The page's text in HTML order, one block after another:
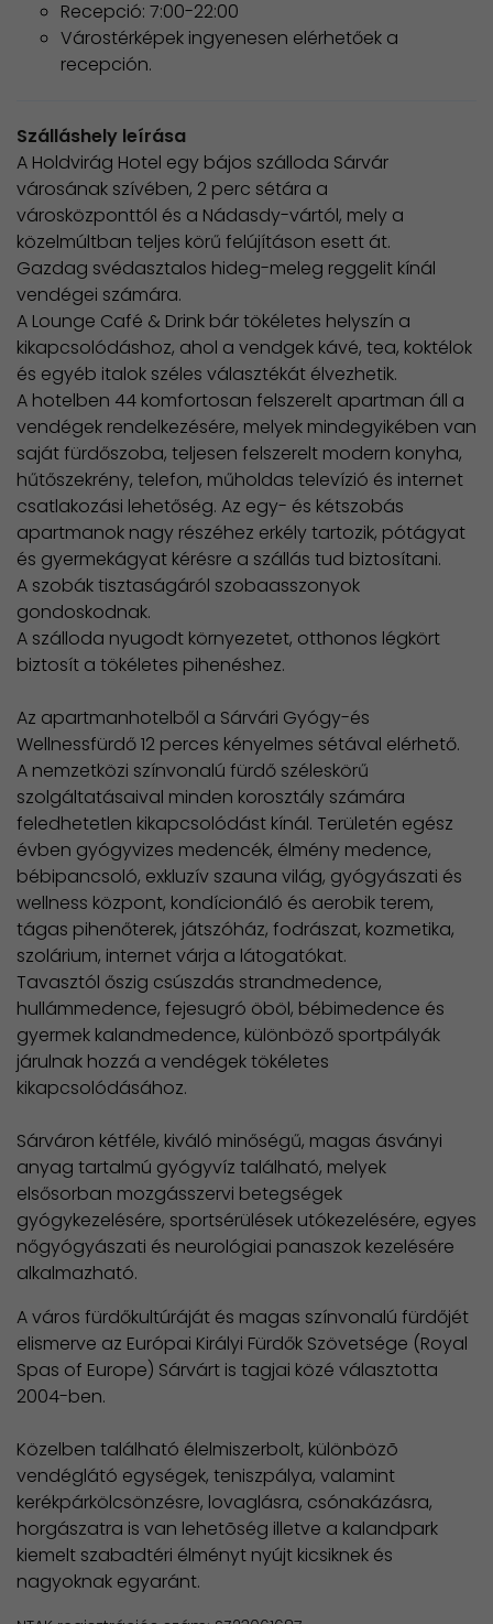
Recepció: 7:00-22:00
Várostérképek ingyenesen elérhetőek a
recepción.
Szálláshely leírása
A Holdvirág Hotel egy bájos szálloda Sárvár
városának szívében, 2 perc sétára a
városközponttól és a Nádasdy-vártól, mely a
közelmúltban teljes körű felújításon esett át.
Gazdag svédasztalos hideg-meleg reggelit kínál
vendégei számára.
A Lounge Café & Drink bár tökéletes helyszín a
kikapcsolódáshoz, ahol a vendgek kávé, tea, koktélok
és egyéb italok széles választékát élvezhetik.
A hotelben 44 komfortosan felszerelt apartman áll a
vendégek rendelkezésére, melyek mindegyikében van
saját fürdőszoba, teljesen felszerelt modern konyha,
hűtőszekrény, telefon, műholdas televízió és internet
csatlakozási lehetőség. Az egy- és kétszobás
apartmanok nagy részéhez erkély tartozik, pótágyat
és gyermekágyat kérésre a szállás tud biztosítani.
A szobák tisztaságáról szobaasszonyok
gondoskodnak.
A szálloda nyugodt környezetet, otthonos légkört
biztosít a tökéletes pihenéshez.
Az apartmanhotelből a Sárvári Gyógy-és
Wellnessfürdő 12 perces kényelmes sétával elérhető.
A nemzetközi színvonalú fürdő széleskörű
szolgáltatásaival minden korosztály számára
feledhetetlen kikapcsolódást kínál. Területén egész
évben gyógyvizes medencék, élmény medence,
bébipancsoló, exkluzív szauna világ, gyógyászati és
wellness központ, kondícionáló és aerobik terem,
tágas pihenőterek, játszóház, fodrászat, kozmetika,
szolárium, internet várja a látogatókat.
Tavasztól őszig csúszdás strandmedence,
hullámmedence, fejesugró öböl, bébimedence és
gyermek kalandmedence, különböző sportpályák
járulnak hozzá a vendégek tökéletes
kikapcsolódásához.
Sárváron kétféle, kiváló minőségű, magas ásványi
anyag tartalmú gyógyvíz található, melyek
elsősorban mozgásszervi betegségek
gyógykezelésére, sportsérülések utókezelésére, egyes
nőgyógyászati és neurológiai panaszok kezelésére
alkalmazható.
A város fürdőkultúráját és magas színvonalú fürdőjét
elismerve az Európai Királyi Fürdők Szövetsége (Royal
Spas of Europe) Sárvárt is tagjai közé választotta
2004-ben.
Közelben található élelmiszerbolt, különbözõ
vendéglátó egységek, teniszpálya, valamint
kerékpárkölcsönzésre, lovaglásra, csónakázásra,
horgászatra is van lehetõség illetve a kalandpark
kiemelt szabadtéri élményt nyújt kicsiknek és
nagyoknak egyaránt.